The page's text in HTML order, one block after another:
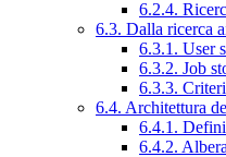
6.2.4.
6.3. Dalla ricerca
6.3.1. User
6.3.2. Job
6.3.3.
6.4. Architettura
6.4.1.
6.4.2.